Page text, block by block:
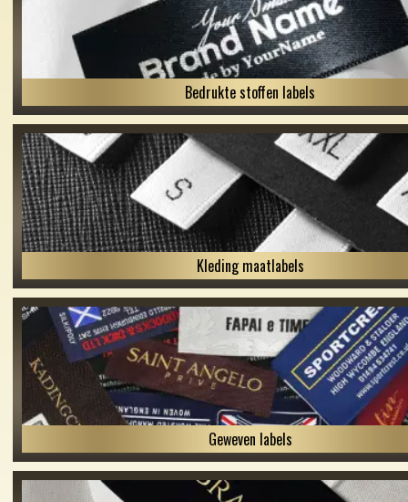
Bedrukte stoffen labels
Kleding maatlabels
Geweven labels